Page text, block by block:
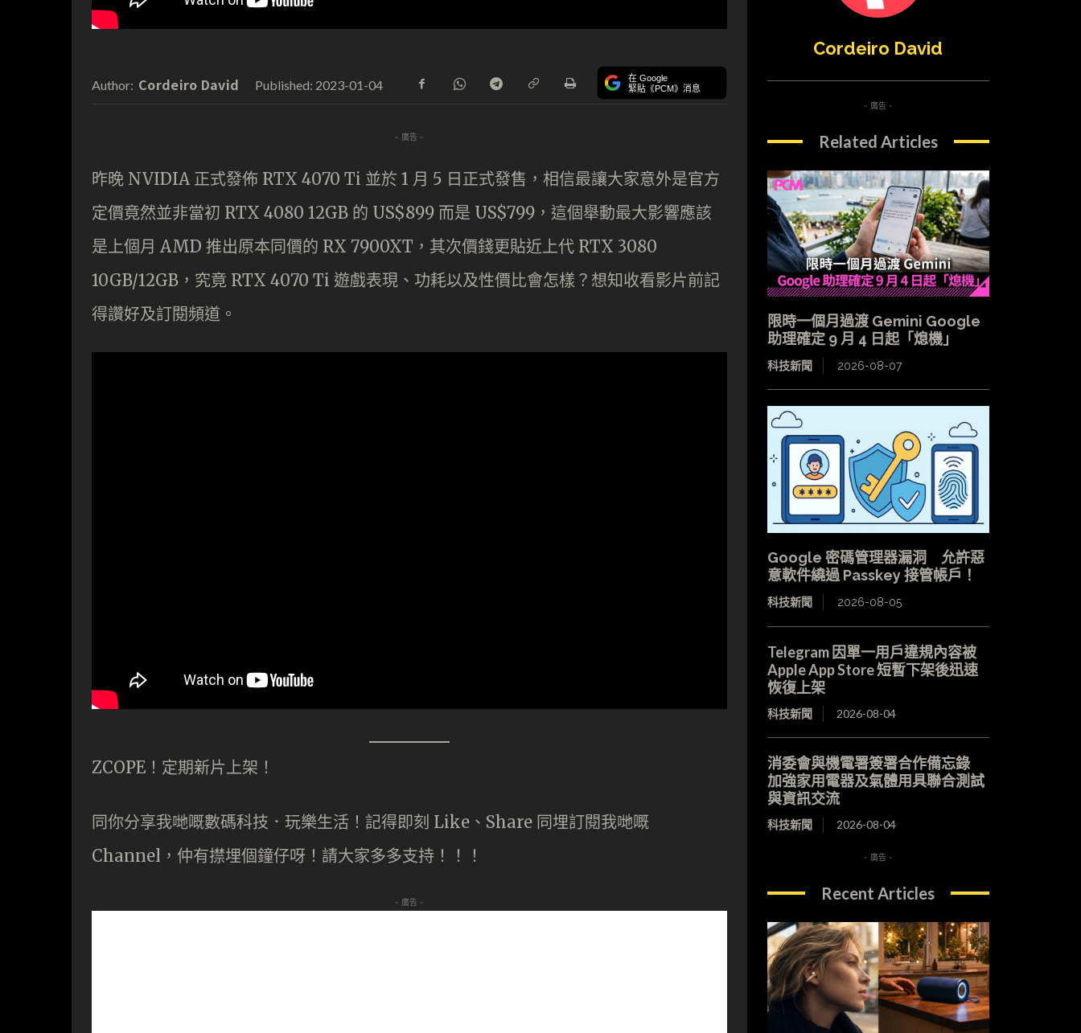
Author: Cordeiro David Published: 2023-01-04 在 Google
緊貼《PCM》消息
- 廣告 -
昨晚 NVIDIA 正式發佈 RTX 4070 Ti 並於 1 月 5 日正式發售，相信最讓大家意外是官方
定價竟然並非當初 RTX 4080 12GB 的 US$899 而是 US$799，這個舉動最大影響應該
是上個月 AMD 推出原本同價的 RX 7900XT，其次價錢更貼近上代 RTX 3080
10GB/12GB，究竟 RTX 4070 Ti 遊戲表現、功耗以及性價比會怎樣？想知收看影片前記
得讚好及訂閱頻道。
ZCOPE！定期新片上架！
同你分享我哋嘅數碼科技．玩樂生活！記得即刻 Like、Share 同埋訂閱我哋嘅
Channel，仲有㩒埋個鐘仔呀！請大家多多支持！！！
- 廣告 -
Cordeiro David
- 廣告 -
Related Articles
限時一個月過渡 Gemini Google
助理確定 9 月 4 日起「熄機」
科技新聞 2026-08-07
Google 密碼管理器漏洞 允許惡
意軟件繞過 Passkey 接管帳戶！
科技新聞 2026-08-05
Telegram 因單一用戶違規內容被
Apple App Store 短暫下架後迅速
恢復上架
科技新聞 2026-08-04
消委會與機電署簽署合作備忘錄
加強家用電器及氣體用具聯合測試
與資訊交流
科技新聞 2026-08-04
- 廣告 -
Recent Articles